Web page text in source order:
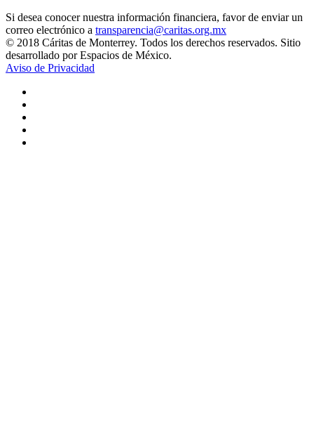
Si desea conocer nuestra información financiera, favor de enviar un
correo electrónico a transparencia@caritas.org.mx
© 2018 Cáritas de Monterrey. Todos los derechos reservados. Sitio
desarrollado por Espacios de México.
Aviso de Privacidad